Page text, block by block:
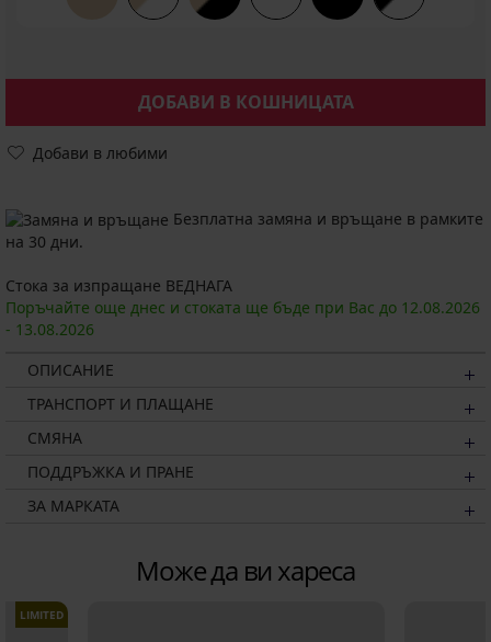
ДОБАВИ В КОШНИЦАТА
Добави в любими
Безплатна замяна и връщане в рамките
на 30 дни.
Стока за изпращане ВЕДНАГА
Поръчайте още днес и стоката ще бъде при Вас до 12.08.2026
- 13.08.2026
ОПИСАНИЕ
ТРАНСПОРТ И ПЛАЩАНЕ
СМЯНА
ПОДДРЪЖКА И ПРАНЕ
ЗА МАРКАТА
Може да ви хареса
LIMITED